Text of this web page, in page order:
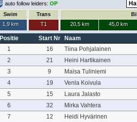
auto follow leiders: OP
Swim
1,9 km
Trans
T1
20,5 km
45,0 km
Positie Start Nr
Naam
1
16
Tiina Pohjalainen
2
21
Heini Hartikainen
3
9
Maisa Tuliniemi
4
19
Venla Koivula
5
15
Laura Jalasto
6
32
Mirka Vahtera
7
12
Heidi Hyvärinen